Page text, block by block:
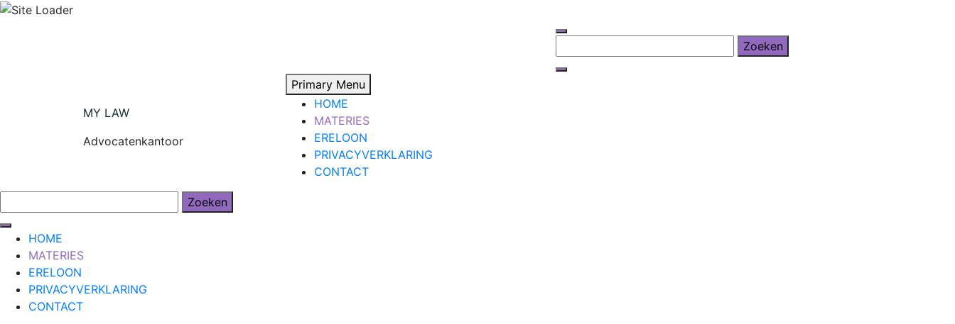
naar:
MY LAW
Advocatenkantoor
Primary Menu
HOME
MATERIES
ERELOON
PRIVACYVERKLARING
CONTACT
naar:
HOME
MATERIES
ERELOON
PRIVACYVERKLARING
CONTACT